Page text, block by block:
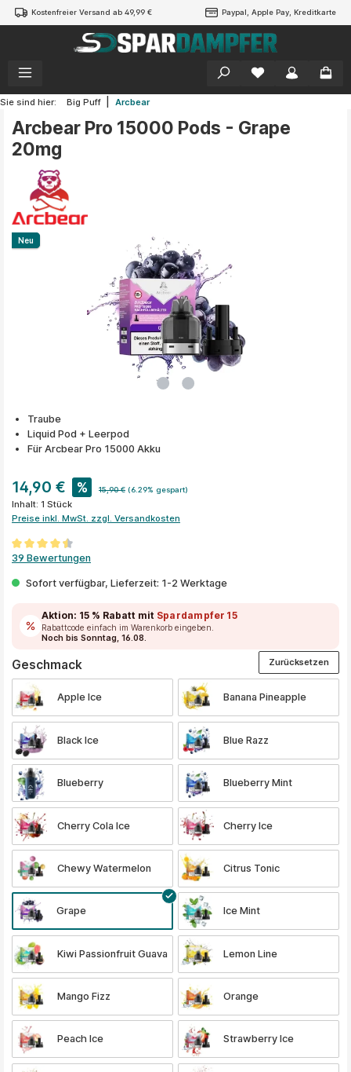
springen
Kostenfreier Versand ab 49,99 € Paypal, Apple Pay, Kreditkarte
Sie sind hier: Big Puff Arcbear
Arcbear Pro 15000 Pods - Grape
20mg
Bildergalerie überspringen
Neu
Neu
Traube
Liquid Pod + Leerpod
Für Arcbear Pro 15000 Akku
14,90 € % 15,90 € (6.29% gespart)
Inhalt: 1 Stück
Preise inkl. MwSt. zzgl. Versandkosten
Durchschnittliche Bewertung von 4.4 von 5 Sternen
39 Bewertungen
Sofort verfügbar, Lieferzeit: 1-2 Werktage
Aktion: 15 % Rabatt mit Spardampfer15
Rabattcode einfach im Warenkorb eingeben.
Noch bis Sonntag, 16.08.
Geschmackauswählen
Apple Ice Banana Pineapple
Black Ice Blue Razz
Blueberry Blueberry Mint
Cherry Cola Ice Cherry Ice
Chewy Watermelon Citrus Tonic
Grape Ice Mint
Kiwi Passionfruit Guava Lemon Line
Mango Fizz Orange
Peach Ice Strawberry Ice
Zurücksetzen